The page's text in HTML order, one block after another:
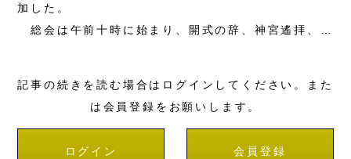
加した。
総会は午前十時に始まり、開式の辞、神宮遙拝、…
記事の続きを読む場合はログインしてください。また
は会員登録をお願いします。
ログイン 会員登録